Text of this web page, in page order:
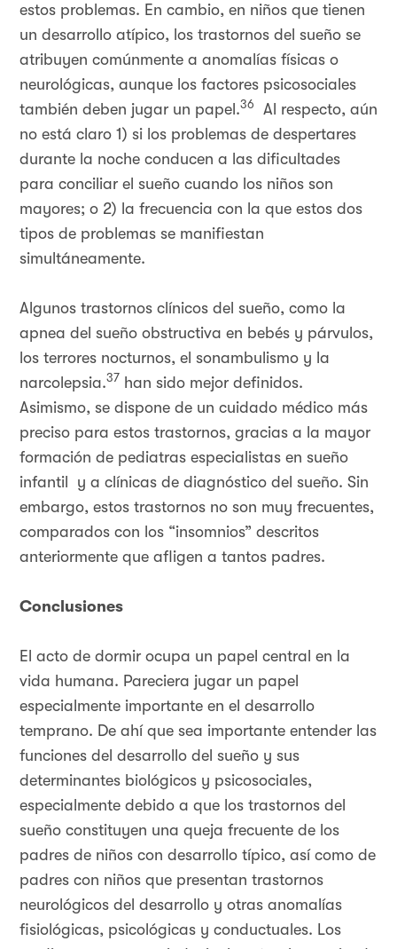
estos problemas. En cambio, en niños que tienen
un desarrollo atípico, los trastornos del sueño se
atribuyen comúnmente a anomalías físicas o
neurológicas, aunque los factores psicosociales
también deben jugar un papel.36
Al respecto, aún
no está claro 1) si los problemas de despertares
durante la noche conducen a las dificultades
para conciliar el sueño cuando los niños son
mayores; o 2) la frecuencia con la que estos dos
tipos de problemas se manifiestan
simultáneamente.
Algunos trastornos clínicos del sueño, como la
apnea del sueño obstructiva en bebés y párvulos,
los terrores nocturnos, el sonambulismo y la
narcolepsia.37 han sido mejor definidos.
Asimismo, se dispone de un cuidado médico más
preciso para estos trastornos, gracias a la mayor
formación de pediatras especialistas en sueño
infantil y a clínicas de diagnóstico del sueño. Sin
embargo, estos trastornos no son muy frecuentes,
comparados con los “insomnios” descritos
anteriormente que afligen a tantos padres.
Conclusiones
El acto de dormir ocupa un papel central en la
vida humana. Pareciera jugar un papel
especialmente importante en el desarrollo
temprano. De ahí que sea importante entender las
funciones del desarrollo del sueño y sus
determinantes biológicos y psicosociales,
especialmente debido a que los trastornos del
sueño constituyen una queja frecuente de los
padres de niños con desarrollo típico, así como de
padres con niños que presentan trastornos
neurológicos del desarrollo y otras anomalías
fisiológicas, psicológicas y conductuales. Los